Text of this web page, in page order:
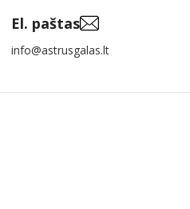
El. paštas
info@astrusgalas.lt